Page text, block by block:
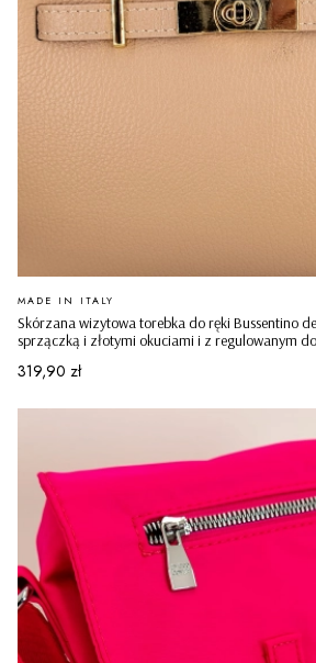
Skórzana wizytowa torebka do ręki Bussentino
sprzączką i złotymi okuciami i z regulowanym
PRODUCENT
MADE IN ITALY
Cena
319,90 zł